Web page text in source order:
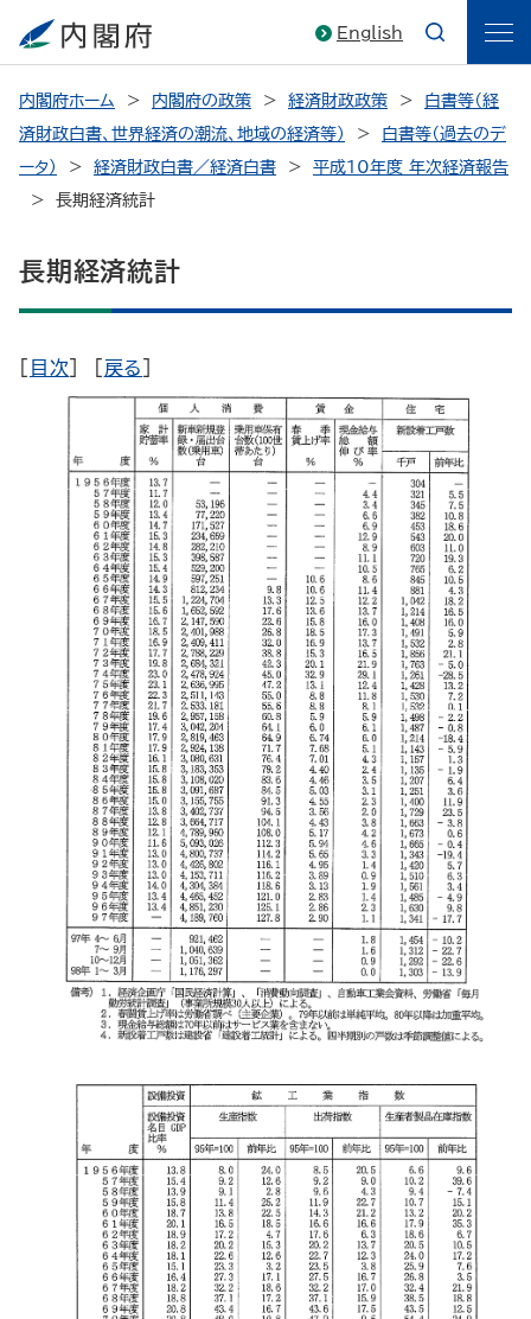
English
内閣府ホーム 内閣府の政策 経済財政政策
白書等（経
済財政白書、世界経済の潮流、地域の経済等）
白書等（過去のデ
ータ）
経済財政白書／経済白書
平成10年度 年次経済報告
長期経済統計
長期経済統計
目次 戻る